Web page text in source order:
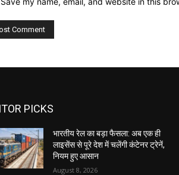
PICKS
भारतीय रेल का बड़ा फैसला: अब एक ही
लाइसेंस से पूरे देश में चलेंगी कंटेनर ट्रेनें,
नियम हुए आसान
August 8, 2026